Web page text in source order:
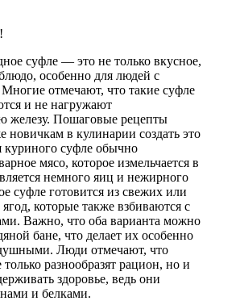
суфле — это не только вкусное,
особенно для людей с
отмечают, что такие суфле
и не нагружают
железу. Пошаговые рецепты
новичкам в кулинарии создать это
куриного суфле обычно
мясо, которое измельчается в
немного яиц и нежирного
суфле готовится из свежих или
которые также взбиваются с
Важно, что оба варианта можно
бане, что делает их особенно
Люди отмечают, что
разнообразят рацион, но и
здоровье, ведь они
и белками.